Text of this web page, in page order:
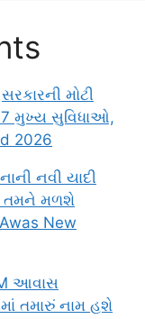
સરકારની મોટી
7 મુખ્ય સુવિધાઓ,
2026
નવી યાદી
તમને મળશે
New
આવાસ
તમારું નામ હશે